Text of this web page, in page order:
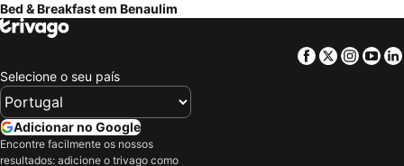
Colva, bed and breakfasts
Sinquerim, bed and breakfasts
Mapusa, bed and breakfasts
Arpora, bed and breakfasts
Agonda, bed and breakfasts
Bed & Breakfast em Benaulim
Facebook
Twitter
Selecione o seu país
Adicionar no Google
Encontre facilmente os nossos
resultados: adicione o trivago como